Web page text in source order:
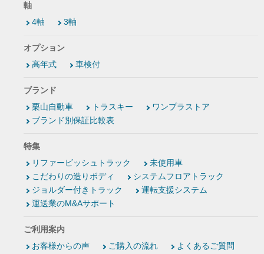
軸
4軸
3軸
オプション
高年式
車検付
ブランド
栗山自動車
トラスキー
ワンプラストア
ブランド別保証比較表
特集
リファービッシュトラック
未使用車
こだわりの造りボディ
システムフロアトラック
ジョルダー付きトラック
運転支援システム
運送業のM&Aサポート
ご利用案内
お客様からの声
ご購入の流れ
よくあるご質問